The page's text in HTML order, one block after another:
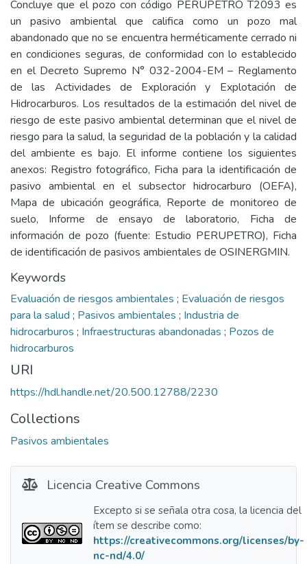
Concluye que el pozo con código PERUPETRO T2093 es
un pasivo ambiental que califica como un pozo mal
abandonado que no se encuentra herméticamente cerrado ni
en condiciones seguras, de conformidad con lo establecido
en el Decreto Supremo N° 032-2004-EM – Reglamento
de las Actividades de Exploración y Explotación de
Hidrocarburos. Los resultados de la estimación del nivel de
riesgo de este pasivo ambiental determinan que el nivel de
riesgo para la salud, la seguridad de la población y la calidad
del ambiente es bajo. El informe contiene los siguientes
anexos: Registro fotográfico, Ficha para la identificación de
pasivo ambiental en el subsector hidrocarburo (OEFA),
Mapa de ubicación geográfica, Reporte de monitoreo de
suelo, Informe de ensayo de laboratorio, Ficha de
información de pozo (fuente: Estudio PERUPETRO), Ficha
de identificación de pasivos ambientales de OSINERGMIN.
Keywords
Evaluación de riesgos ambientales ; Evaluación de riesgos
para la salud ; Pasivos ambientales ; Industria de
hidrocarburos ; Infraestructuras abandonadas ; Pozos de
hidrocarburos
URI
https://hdl.handle.net/20.500.12788/2230
Collections
Pasivos ambientales
Licencia Creative Commons
Excepto si se señala otra cosa, la licencia del
ítem se describe como:
https://creativecommons.org/licenses/by-
nc-nd/4.0/